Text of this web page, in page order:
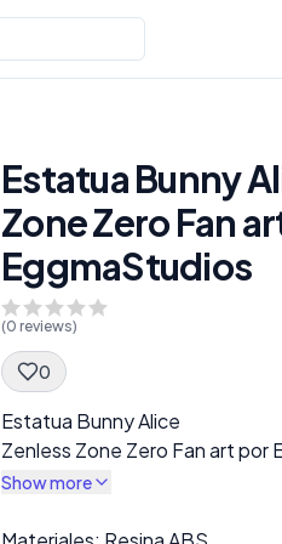
Estatua Bunny
Zone Zero Fan
EggmaStudios
(0 reviews)
0
Spec Description
Estatua Bunny Alice
Zenless Zone Zero Fan art por
Show more
Description